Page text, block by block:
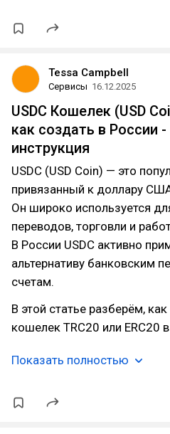
Tessa Campbell
Сервисы 16.12.2025
USDC Кошелек (USD
как создать в России
инструкция
USDC (USD Coin) — это
привязанный к доллару
Он широко используется
переводов, торговли и
В России USDC активно
альтернативу банковским
счетам.
В этой статье разберём,
кошелек TRC20 или ERC20
Показать полностью